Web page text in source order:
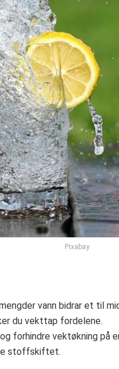
Pixabay
vann bidrar et til
du vekttap fordelene.
forhindre vektøkning på
stoffskiftet.